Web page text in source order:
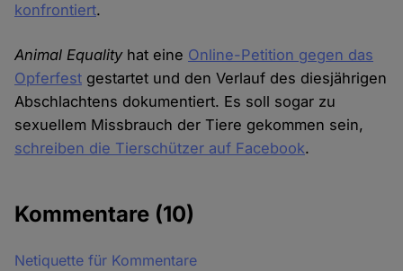
konfrontiert.
Animal Equalityhat eine Online-Petition gegen das
Opferfest gestartet und den Verlauf des diesjährigen
Abschlachtens dokumentiert. Es soll sogar zu
sexuellem Missbrauch der Tiere gekommen sein,
schreiben die Tierschützer auf Facebook.
Kommentare (10)
Netiquette für Kommentare